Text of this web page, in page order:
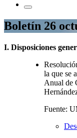
Boletín 26
I. Disposiciones
la que se
Anual de
Fuente: